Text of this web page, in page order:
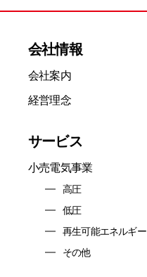
会社情報
会社案内
経営理念
サービス
小売電気事業
高圧
低圧
再生可能エネルギー
その他